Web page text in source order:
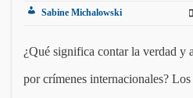
Sabine Michalowski
¿Qué significa contar la verdad y
por crímenes internacionales?